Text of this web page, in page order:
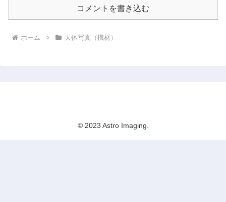
コメントを書き込む
ホーム 天体写真（機材）
© 2023 Astro Imaging.